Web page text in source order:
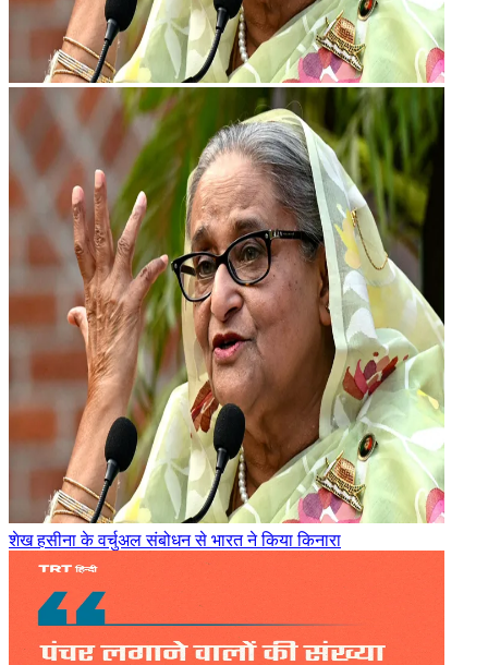
शेख हसीना के वर्चुअल संबोधन से भारत ने किया किनारा